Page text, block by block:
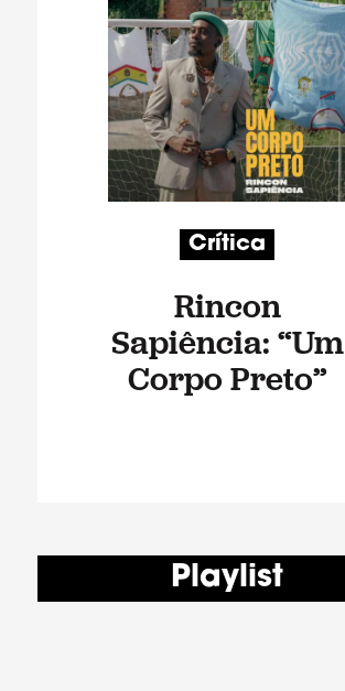
Crítica
Rincon
Sapiência: “Um
Corpo Preto”
Playlist